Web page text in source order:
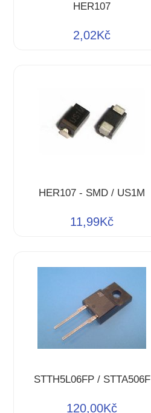
HER107
2,02Kč
HER107 - SMD / US1M
11,99Kč
STTH5L06FP / STTA506F
120,00Kč